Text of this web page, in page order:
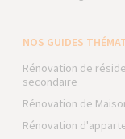
NOS GUIDES
Rénovation de
secondaire
Rénovation de
Rénovation